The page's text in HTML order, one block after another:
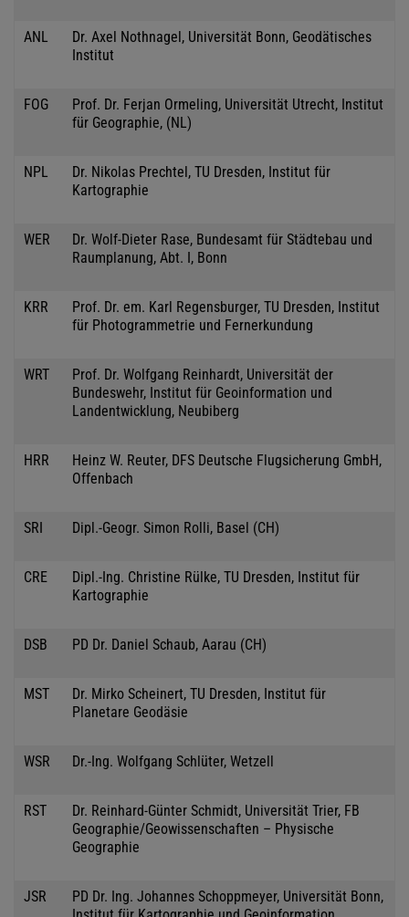
ANL
Dr. Axel Nothnagel, Universität Bonn, Geodätisches
Institut
FOG
Prof. Dr. Ferjan Ormeling, Universität Utrecht, Institut
für Geographie, (NL)
NPL
Dr. Nikolas Prechtel, TU Dresden, Institut für
Kartographie
WER
Dr. Wolf-Dieter Rase, Bundesamt für Städtebau und
Raumplanung, Abt. I, Bonn
KRR
Prof. Dr. em. Karl Regensburger, TU Dresden, Institut
für Photogrammetrie und Fernerkundung
WRT
Prof. Dr. Wolfgang Reinhardt, Universität der
Bundeswehr, Institut für Geoinformation und
Landentwicklung, Neubiberg
HRR
Heinz W. Reuter, DFS Deutsche Flugsicherung GmbH,
Offenbach
SRI Dipl.-Geogr. Simon Rolli, Basel (CH)
CRE
Dipl.-Ing. Christine Rülke, TU Dresden, Institut für
Kartographie
DSB PD Dr. Daniel Schaub, Aarau (CH)
MST
Dr. Mirko Scheinert, TU Dresden, Institut für
Planetare Geodäsie
WSR Dr.-Ing. Wolfgang Schlüter, Wetzell
RST
Dr. Reinhard-Günter Schmidt, Universität Trier, FB
Geographie/Geowissenschaften – Physische
Geographie
JSR
PD Dr. Ing. Johannes Schoppmeyer, Universität Bonn,